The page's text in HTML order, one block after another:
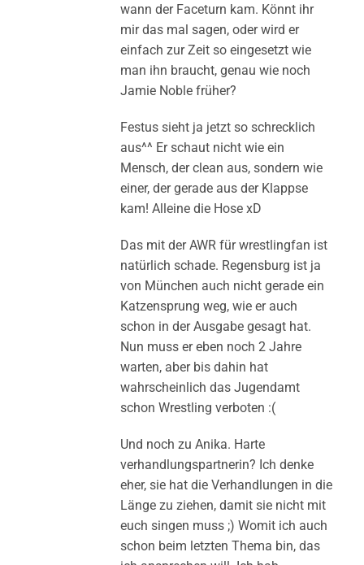
wann der Faceturn kam. Könnt ihr
mir das mal sagen, oder wird er
einfach zur Zeit so eingesetzt wie
man ihn braucht, genau wie noch
Jamie Noble früher?
Festus sieht ja jetzt so schrecklich
aus^^ Er schaut nicht wie ein
Mensch, der clean aus, sondern wie
einer, der gerade aus der Klappse
kam! Alleine die Hose xD
Das mit der AWR für wrestlingfan ist
natürlich schade. Regensburg ist ja
von München auch nicht gerade ein
Katzensprung weg, wie er auch
schon in der Ausgabe gesagt hat.
Nun muss er eben noch 2 Jahre
warten, aber bis dahin hat
wahrscheinlich das Jugendamt
schon Wrestling verboten :(
Und noch zu Anika. Harte
verhandlungspartnerin? Ich denke
eher, sie hat die Verhandlungen in die
Länge zu ziehen, damit sie nicht mit
euch singen muss ;) Womit ich auch
schon beim letzten Thema bin, das